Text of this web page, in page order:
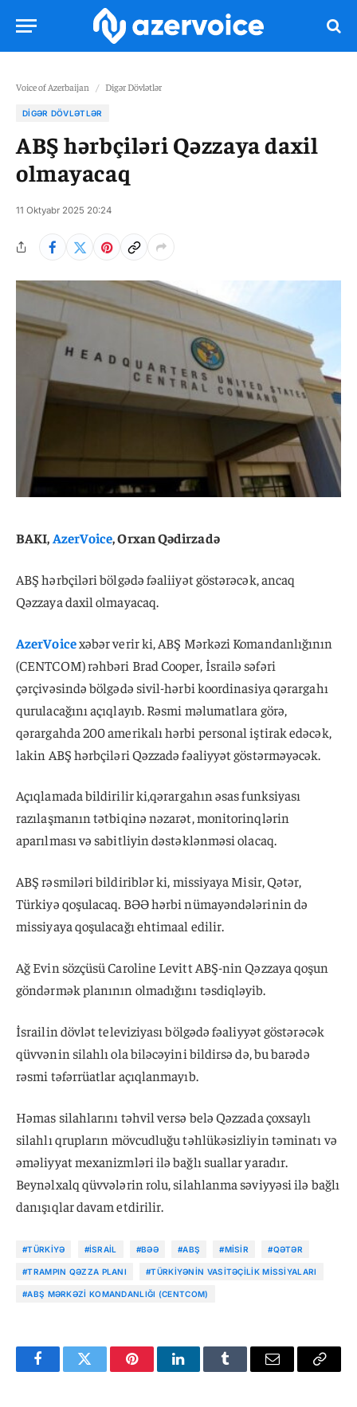
Voice of Azerbaijan / Digər Dövlətlər
DIGƏR DÖVLƏTLƏR
ABŞ hərbçiləri Qəzzaya daxil
olmayacaq
11 Oktyabr 2025 20:24
BAKI,AzerVoice, Orxan Qədirzadə
ABŞ hərbçiləri bölgədə fəaliiyət göstərəcək, ancaq
Qəzzaya daxil olmayacaq.
AzerVoicexəbər verir ki, ABŞ Mərkəzi Komandanlığının
(CENTCOM) rəhbəri Brad Cooper, İsrailə səfəri
çərçivəsində bölgədə sivil-hərbi koordinasiya qərargahı
qurulacağını açıqlayıb. Rəsmi məlumatlara görə,
qərargahda 200 amerikalı hərbi personal iştirak edəcək,
lakin ABŞ hərbçiləri Qəzzadə fəaliyyət göstərməyəcək.
Açıqlamada bildirilir ki,qərargahın əsas funksiyası
razılaşmanın tətbiqinə nəzarət, monitorinqlərin
aparılması və sabitliyin dəstəklənməsi olacaq.
ABŞ rəsmiləri bildiriblər ki, missiyaya Misir, Qətər,
Türkiyə qoşulacaq. BƏƏ hərbi nümayəndələrinin də
missiyaya qoşulacağı ehtimaal edilir.
Ağ Evin sözçüsü Caroline Levitt ABŞ-nin Qəzzaya qoşun
göndərmək planının olmadığını təsdiqləyib.
İsrailin dövlət televiziyası bölgədə fəaliyyət göstərəcək
qüvvənin silahlı ola biləcəyini bildirsə də, bu barədə
rəsmi təfərrüatlar açıqlanmayıb.
Həmas silahlarını təhvil versə belə Qəzzada çoxsaylı
silahlı qrupların mövcudluğu təhlükəsizliyin təminatı və
əməliyyat mexanizmləri ilə bağlı suallar yaradır.
Beynəlxalq qüvvələrin rolu, silahlanma səviyyəsi ilə bağlı
danışıqlar davam etdirilir.
#TÜRKIYƏ #İSRAIL #BƏƏ #ABŞ #MISIR #QƏTƏR
#TRAMPIN QƏZZA PLANI #TÜRKIYƏNIN VASITƏÇILIK MISSIYALARI
#ABŞ MƏRKƏZI KOMANDANLIĞI (CENTCOM)
FacebookTwitter PinterestLinkedInTumblr Email
Copy